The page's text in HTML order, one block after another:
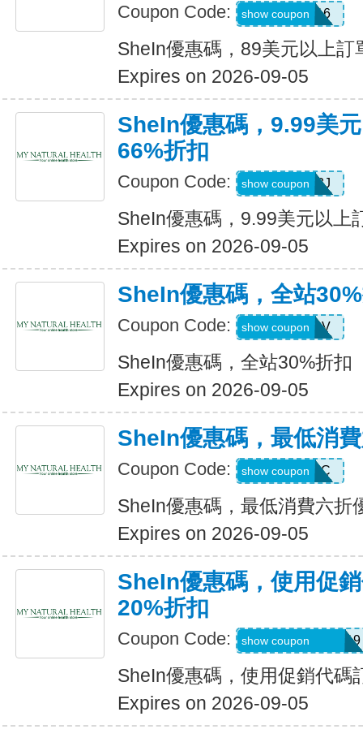
Coupon Code: febnb16
show coupon
SheIn優惠碼，89美元以上訂
Expires on 2026-09-05
SheIn優惠碼，9.99美
66%折扣
Coupon Code: VJTWP3J
show coupon
SheIn優惠碼，9.99美元以上
Expires on 2026-09-05
SheIn優惠碼，全站
Coupon Code: W2CB88V
show coupon
SheIn優惠碼，全站30%折扣
Expires on 2026-09-05
SheIn優惠碼，最低消
Coupon Code: MTFK4CC
show coupon
SheIn優惠碼，最低消費六折
Expires on 2026-09-05
SheIn優惠碼，使用促
20%折扣
Coupon Code: FRF4saidanais319
show coupon
SheIn優惠碼，使用促銷代碼
Expires on 2026-09-05